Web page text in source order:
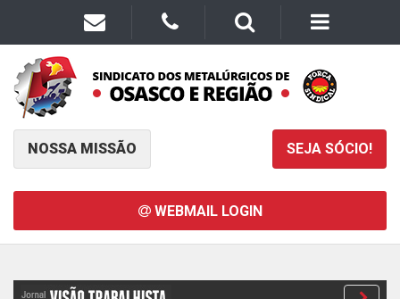
NOSSA MISSÃO SEJA SÓCIO!
WEBMAIL LOGIN